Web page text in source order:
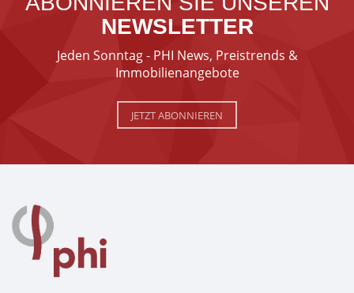
NEWSLETTER
Jeden Sonntag - PHI News, Preistrends &
Immobilienangebote
JETZT ABONNIEREN